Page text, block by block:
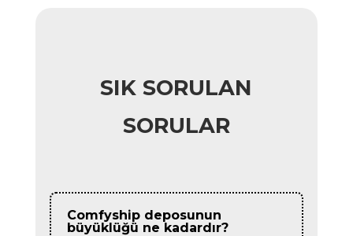
SIK SORULAN
SORULAR
Comfyship deposunun
büyüklüğü ne kadardır?